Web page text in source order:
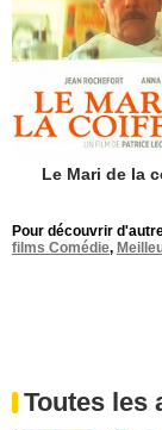
Le Mari de la
Pour découvrir
films Comédie,
Toutes les